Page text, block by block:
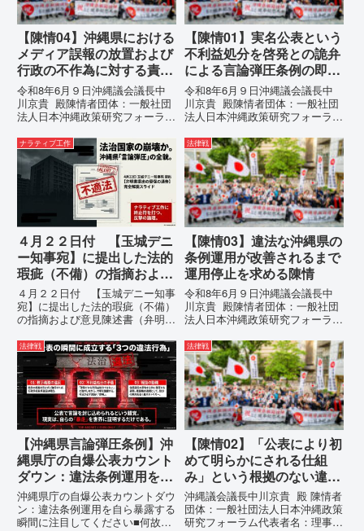
【陳情04】沖縄県における
メディア誤報の放置および
行政の不作為に対する責任
追及と再発防止策を求める
陳情
令和8年6月９日沖縄議会議長中
川京貴 殿陳情者団体：一般社団
法人日本沖縄政策研究フォーラム
所：沖縄県那覇市電 話：080-
【陳情03】沖縄県におけるメデ
ィア誤報の放置および行政の不作
為に対する責任追及と再発防...
【陳情01】実名公表という
不利益処分を啓発との詭弁
による言論弾圧条例の即時
運用停止を求める陳情
令和8年6月９日沖縄議会議長中
川京貴 殿陳情者団体：一般社団
法人日本沖縄政策研究フォーラム
所：沖縄県那覇市電 話：
080- 実名公表という不利益処分
を啓発との詭弁による言論弾圧条
例の即時運用停止を求める陳情
1...
ナラティブ工作
４月２２日付 【玉城デニ
ー知事宛】に提出した法的
瑕疵（不備）の指摘および
意見陳述書（弁明書）提出
の留保の通告
４月２２日付 【玉城デニー知事
宛】に提出した法的瑕疵（不備）
の指摘および意見陳述書（弁明
に、玉城デニー宛に以下の違法状
態の指摘と意見陳述（弁明）留保
の通告を行いました。沖縄県は、
この時は、違法を認めて軌道修正
す...
法律戦
【陳情03】違法な沖縄県の
条例運用が改善されるまで
運用停止を求める陳情
令和8年6月９日沖縄議会議長中
川京貴 殿陳情者団体：一般社団
法人日本沖縄政策研究フォーラム
所：沖縄県那覇市電 話：080-違
法な沖縄県の条例運用が改善され
るまで運用停止を求める陳情陳情
の趣旨沖縄県は、「沖縄県...
法律戦
【沖縄県言論弾圧条例】沖
縄県庁の自爆公表カウント
ダウン：違法条例運用を自
ら暴露する瞬間に注目して
ください
沖縄県庁の自爆公表カウントダウ
ン：違法条例運用を自ら暴露する
瞬間に注目してください■何故、
法律戦
【陳情02】「公表により初
めて明らかにされる仕組
み」という根拠のない違法
運用の指摘と条例運用の停
止を求める陳情書
沖縄議会議長中川京貴 殿 陳情者
団体：一般社団法人日本沖縄政策
研究フォーラム代表者名：理事